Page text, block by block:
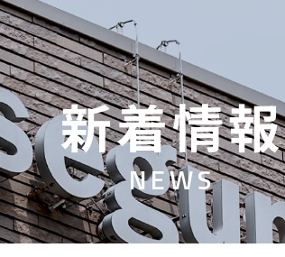
新着情報
NEWS